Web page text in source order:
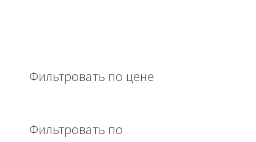
Фильтровать по цене
Фильтровать по